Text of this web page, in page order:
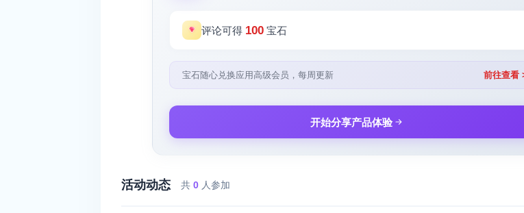
评论可得 100 宝石
宝石随心兑换应用高级会员，每周更新 前往查看
开始分享产品体验
活动动态 共 0 人参加